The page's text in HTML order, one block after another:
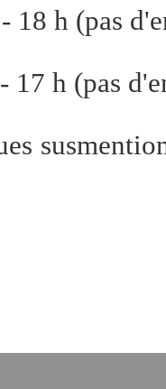
18 h (pas
17 h (pas